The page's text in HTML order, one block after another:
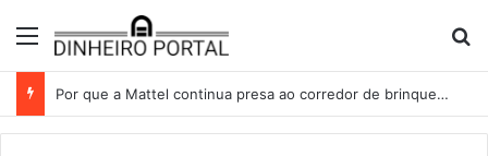
Menu
Por que a Mattel continua presa ao corredor de brinquedos